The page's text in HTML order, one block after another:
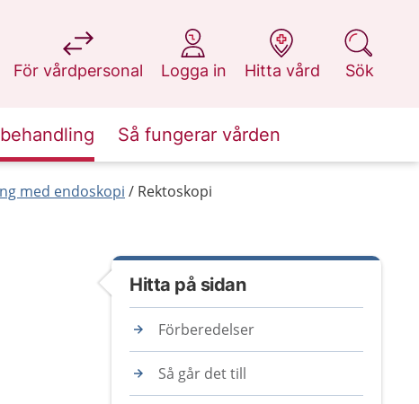
För vårdpersonal
på 1177.se
Logga in
på 1177.se
Hitta vård
på 1177.se
Sök
på 1177.se
Så fungerar vården
med endoskopi Rektoskopi
Hitta på sidan
Förberedelser
Så går det till